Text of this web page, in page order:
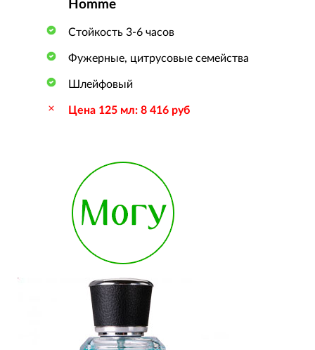
Homme
Стойкость 3-6 часов
Фужерные, цитрусовые семейства
Шлейфовый
Цена 125 мл: 8 416 руб